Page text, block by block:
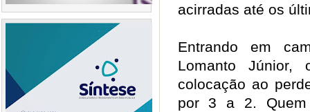
acirradas até os
Entrando em
Lomanto Júnior,
colocação ao
por 3 a 2.